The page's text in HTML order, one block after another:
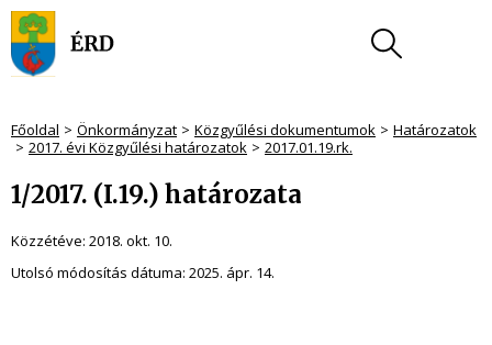
Főoldal Önkormányzat Közgyűlési dokumentumok
Határozatok
2017. évi Közgyűlési határozatok
2017.01.19.rk.
1/2017. (I.19.) határozata
Közzétéve: 2018. okt. 10.
Utolsó módosítás dátuma: 2025. ápr. 14.